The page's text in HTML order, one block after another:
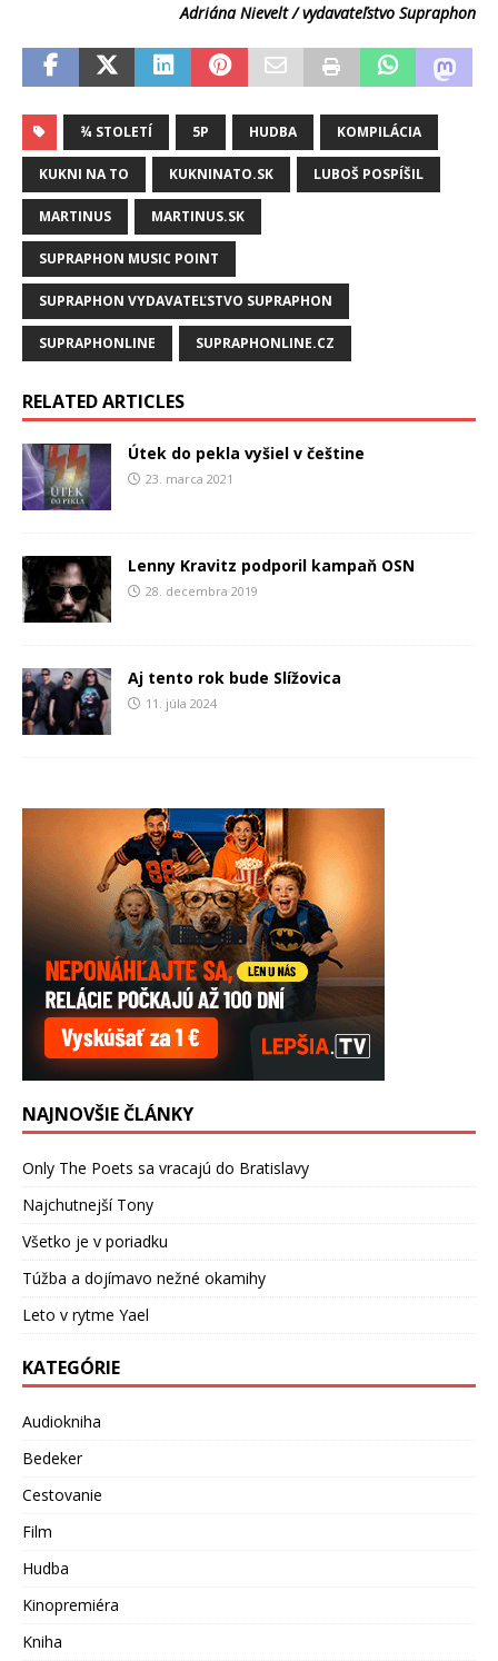
Adriána Nievelt / vydavateľstvo Supraphon
¾ STOLETÍ 5P HUDBA KOMPILÁCIA
KUKNI NA TO KUKNINATO.SK LUBOŠ POSPÍŠIL
MARTINUS MARTINUS.SK
SUPRAPHON MUSIC POINT
SUPRAPHON VYDAVATEĽSTVO SUPRAPHON
SUPRAPHONLINE SUPRAPHONLINE.CZ
RELATED ARTICLES
Útek do pekla vyšiel v češtine
23. marca 2021
Lenny Kravitz podporil kampaň OSN
28. decembra 2019
Aj tento rok bude Slížovica
11. júla 2024
NAJNOVŠIE ČLÁNKY
Only The Poets sa vracajú do Bratislavy
Najchutnejší Tony
Všetko je v poriadku
Túžba a dojímavo nežné okamihy
Leto v rytme Yael
KATEGÓRIE
Audiokniha
Bedeker
Cestovanie
Film
Hudba
Kinopremiéra
Kniha